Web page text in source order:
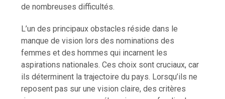
de nombreuses difficultés.
L’un des principaux obstacles réside dans le
manque de vision lors des nominations des
femmes et des hommes qui incarnent les
aspirations nationales. Ces choix sont cruciaux, car
ils déterminent la trajectoire du pays. Lorsqu’ils ne
reposent pas sur une vision claire, des critères